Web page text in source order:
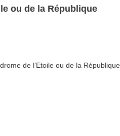
ou de la République